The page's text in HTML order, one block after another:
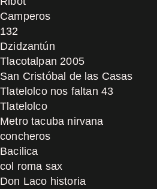
Camperos
132
Dzidzantún
Tlacotalpan 2005
San Cristóbal de las Casas
Tlatelolco nos faltan 43
Tlatelolco
Metro tacuba nirvana
concheros
Bacilica
col roma sax
Don Laco historia